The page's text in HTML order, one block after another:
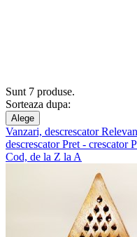
Sunt 7 produse.
Sorteaza dupa:
Alege
Vanzari, descrescator
descrescatorPret - crescator
Cod, de la Z la A